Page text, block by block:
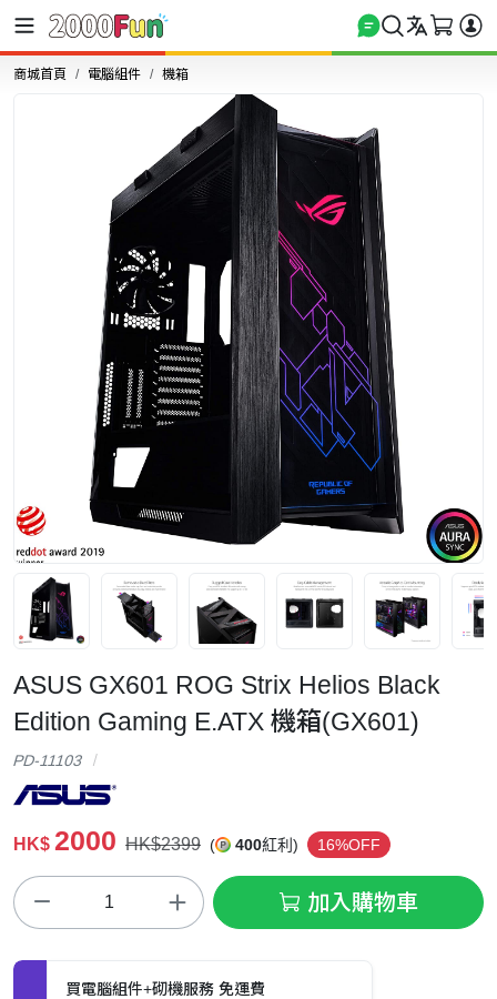
商城首頁 電腦組件 機箱
ASUS GX601 ROG Strix Helios Black
Edition Gaming E.ATX 機箱(GX601)
PD-11103
HK$ 2000 HK$2399 ( 400紅利) 16%OFF
加入購物車
買電腦組件+砌機服務 免運費